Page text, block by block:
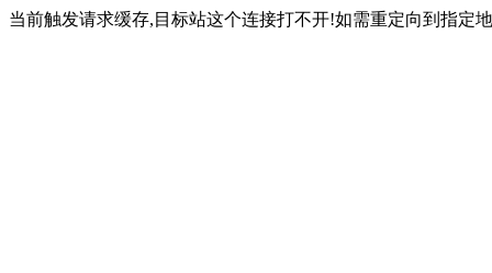
当前触发请求缓存,目标站这个连接打不开!如需重定向到指定